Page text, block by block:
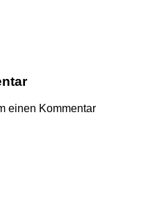
einen Kommentar